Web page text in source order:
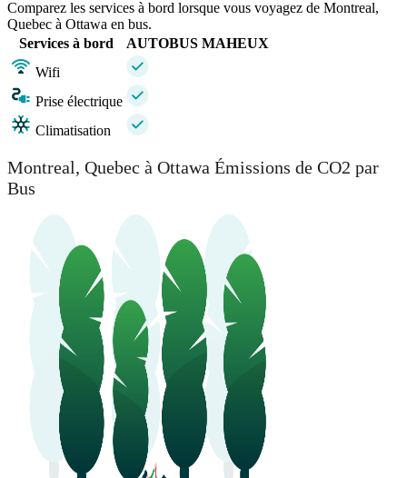
Comparez les services à bord lorsque vous voyagez de Montreal,
Quebec à Ottawa en bus.
Services à bord
AUTOBUS MAHEUX
Wifi
Prise électrique
Climatisation
Montreal, Quebec à Ottawa Émissions de CO2 par
Bus